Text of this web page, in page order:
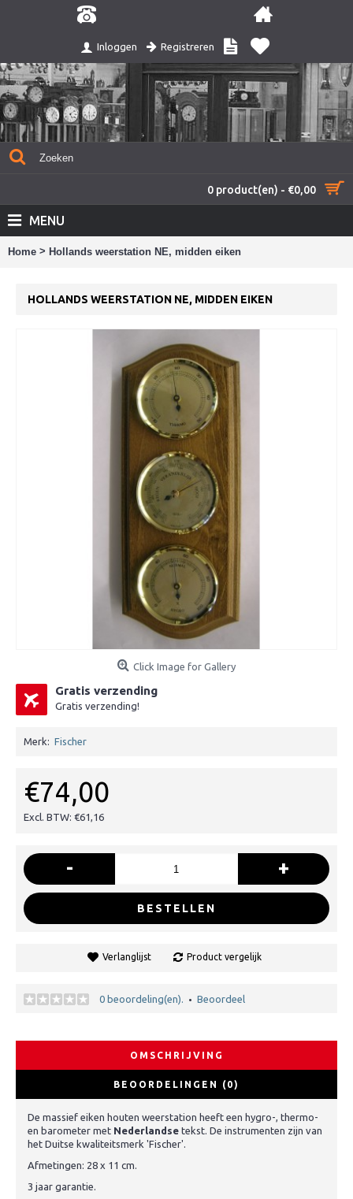
Inloggen Registreren
0 product(en) - €0,00
MENU
Home > Hollands weerstation NE, midden eiken
HOLLANDS WEERSTATION NE, MIDDEN EIKEN
Click Image for Gallery
Gratis verzending
Gratis verzending!
Merk: Fischer
€74,00
Excl. BTW: €61,16
- +
BESTELLEN
Verlanglijst Product vergelijk
0 beoordeling(en). • Beoordeel
OMSCHRIJVING
BEOORDELINGEN (0)
De massief eiken houten weerstation heeft een hygro-, thermo-
en barometer met Nederlandse tekst. De instrumenten zijn van
het Duitse kwaliteitsmerk 'Fischer'.
Afmetingen: 28 x 11 cm.
3 jaar garantie.